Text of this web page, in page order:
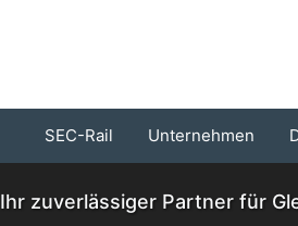
SEC-Rail Unternehmen
Ihr zuverlässiger Partner für